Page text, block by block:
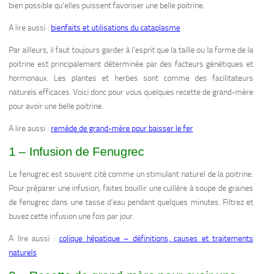
bien possible qu’elles puissent favoriser une belle poitrine.
A lire aussi : bienfaits et utilisations du cataplasme
Par ailleurs, il faut toujours garder à l’esprit que la taille ou la forme de la
poitrine est principalement déterminée par des facteurs génétiques et
hormonaux. Les plantes et herbes sont comme des facilitateurs
naturels efficaces. Voici donc pour vous quelques recette de grand-mère
pour avoir une belle poitrine.
A lire aussi : remède de grand-mère pour baisser le fer
1 – Infusion de Fenugrec
Le fenugrec est souvent cité comme un stimulant naturel de la poitrine.
Pour préparer une infusion, faites bouillir une cuillère à soupe de graines
de fenugrec dans une tasse d’eau pendant quelques minutes. Filtrez et
buvez cette infusion une fois par jour.
A lire aussi : colique hépatique – définitions, causes et traitements
naturels